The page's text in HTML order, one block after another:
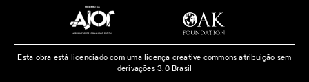
Esta obra está licenciado com uma licença creative commons atribuição sem
derivações 3.0 Brasil